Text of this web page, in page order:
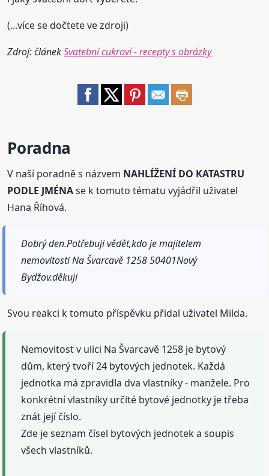
(...více se dočtete ve zdroji)
Zdroj: článekSvatební cukroví - recepty s obrázky
Poradna
V naší poradně s názvem NAHLÍŽENÍ DO KATASTRU
PODLE JMÉNAse k tomuto tématu vyjádřil uživatel
Hana Říhová.
Dobrý den.Potřebuji vědět,kdo je majitelem
nemovitosti Na Švarcavě 1258 50401Nový
Bydžov.děkuji
Svou reakci k tomuto příspěvku přidal uživatel Milda.
Nemovitost v ulici Na Švarcavě 1258 je bytový
dům, který tvoří 24 bytových jednotek. Každá
jednotka má zpravidla dva vlastníky - manžele. Pro
konkrétní vlastníky určité bytové jednotky je třeba
znát její číslo.
Zde je seznam čísel bytových jednotek a soupis
všech vlastníků.